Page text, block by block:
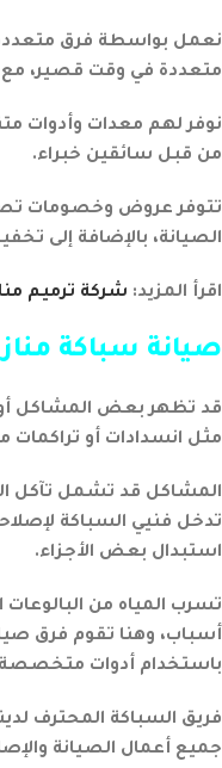
نعمل بواسطة فرق متعددة
متعددة في وقت قصير، مع
نوفر لهم معدات وأدوات
من قبل سائقين خبراء.
الصيانة، بالإضافة إلى
اقرأ المزيد: شركة ترميم منازل
صيانة سباكة
قد تظهر بعض المشاكل أو
مثل انسدادات أو
المشاكل قد تشمل تآكل
تدخل فنيي السباكة
استبدال بعض الأجزاء.
تسرب المياه من
أسباب، وهنا تقوم فرق
باستخدام أدوات
فريق السباكة المحترف
جميع أعمال الصيانة